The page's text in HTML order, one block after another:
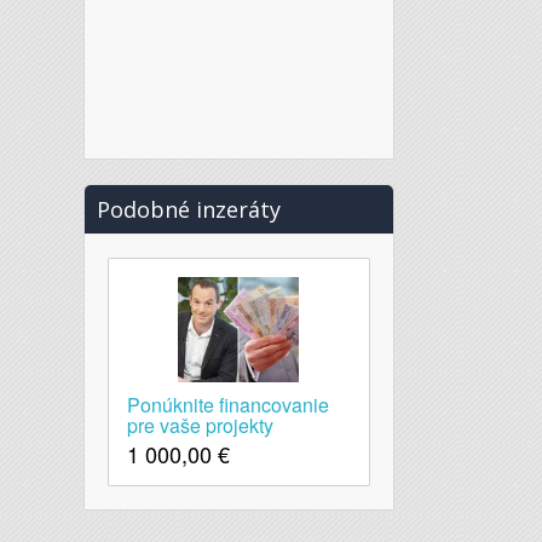
Podobné inzeráty
Ponúknite financovanie
pre vaše projekty
1 000,00 €